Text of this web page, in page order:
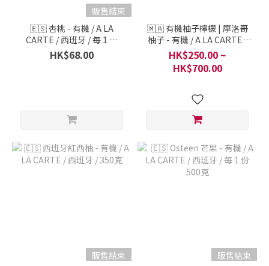
販售結束
🇪🇸 杏桃 - 有機 / A LA
CARTE / 西班牙 / 每 1 份
500克
HK$68.00
🇲🇦 有機柚子檸檬 | 摩洛哥
柚子 - 有機 / A LA CARTE /
摩洛哥 / 2 個 100克
HK$250.00 ~
HK$700.00
販售結束
販售結束